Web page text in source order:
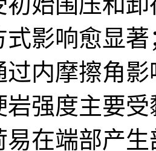
和指数型三
明: 指数型
岩则不易发
程的损伤积